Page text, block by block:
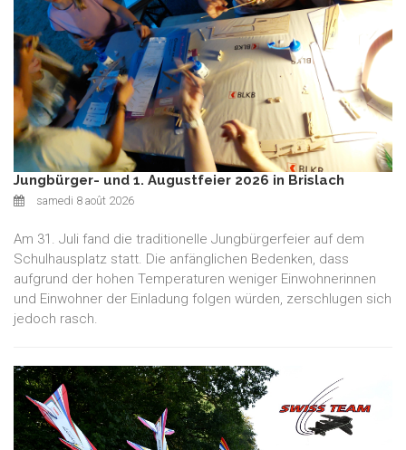
Jungbürger- und 1. Augustfeier 2026 in Brislach
samedi 8 août 2026
Am 31. Juli fand die traditionelle Jungbürgerfeier auf dem
Schulhausplatz statt. Die anfänglichen Bedenken, dass
aufgrund der hohen Temperaturen weniger Einwohnerinnen
und Einwohner der Einladung folgen würden, zerschlugen sich
jedoch rasch.